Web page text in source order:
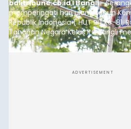
balitribune.co.id I Bangli -
memperingati hari ulang tahun
Republik Indonesia ( HUT RI) ke-81,
Tahanan Negara Kelas II B Bangli
kegiatan pemeriksaan kesehatan
(6/8/2026).
ADVERTISEMENT